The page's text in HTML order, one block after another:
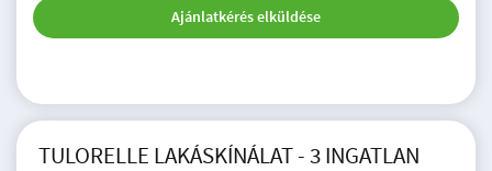
Ajánlatkérés elküldése
TULORELLE LAKÁSKÍNÁLAT - 3 INGATLAN